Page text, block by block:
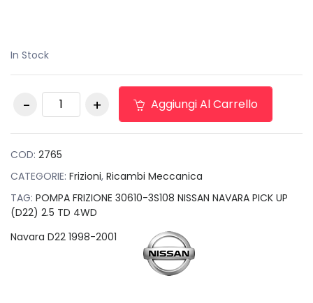
In Stock
POMPA FRIZIONE
30610-3S108 NISSAN
quantità
Aggiungi Al Carrello
COD: 2765
CATEGORIE: Frizioni, Ricambi Meccanica
TAG: POMPA FRIZIONE 30610-3S108 NISSAN NAVARA PICK UP
(D22) 2.5 TD 4WD
Navara D22 1998-2001